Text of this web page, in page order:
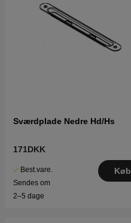
Sværdplade Nedre Hd/Hs
171DKK
Best.vare.
Sendes om
2–5 dage
Køb